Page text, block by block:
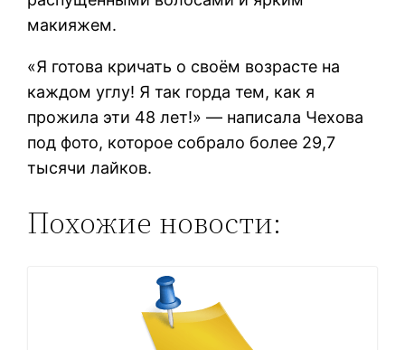
макияжем.
«Я готова кричать о своём возрасте на
каждом углу! Я так горда тем, как я
прожила эти 48 лет!» — написала Чехова
под фото, которое собрало более 29,7
тысячи лайков.
Похожие новости: